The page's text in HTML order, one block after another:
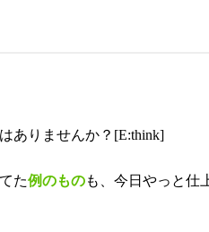
ありませんか？[E:think]
た例のものも、今日やっと仕